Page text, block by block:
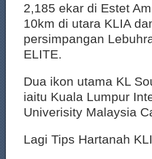
2,185 ekar di Estet
10km di utara KLIA
persimpangan
ELITE.
Dua ikon utama KL
iaitu Kuala Lumpur
Univerisity Malaysia
Lagi Tips Hartanah